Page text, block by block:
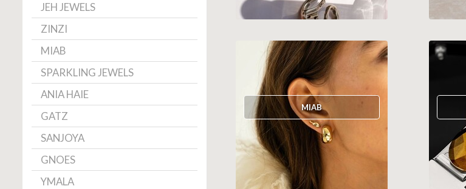
JEH JEWELS
ZINZI
MIAB
SPARKLING JEWELS
ANIA HAIE
GATZ
SANJOYA
GNOES
YMALA
MIAB